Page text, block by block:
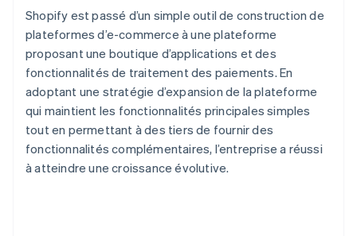
Shopify est passé d’un simple outil de construction de
plateformes d’e-commerce à une plateforme
proposant une boutique d’applications et des
fonctionnalités de traitement des paiements. En
adoptant une stratégie d’expansion de la plateforme
qui maintient les fonctionnalités principales simples
tout en permettant à des tiers de fournir des
fonctionnalités complémentaires, l’entreprise a réussi
à atteindre une croissance évolutive.